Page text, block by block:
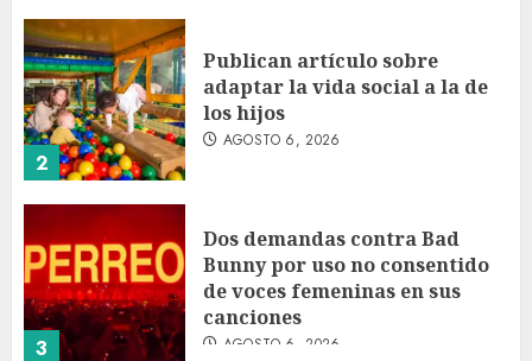
2
Publican artículo sobre
adaptar la vida social a la de
los hijos
AGOSTO 6, 2026
3
Dos demandas contra Bad
Bunny por uso no consentido
de voces femeninas en sus
canciones
AGOSTO 6, 2026